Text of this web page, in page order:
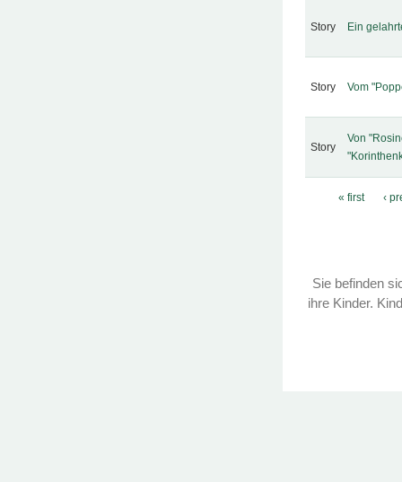
Story Ein
Story Vom
Story
Von
Pages
« first ‹
Sie befinden
ihre Kinder.